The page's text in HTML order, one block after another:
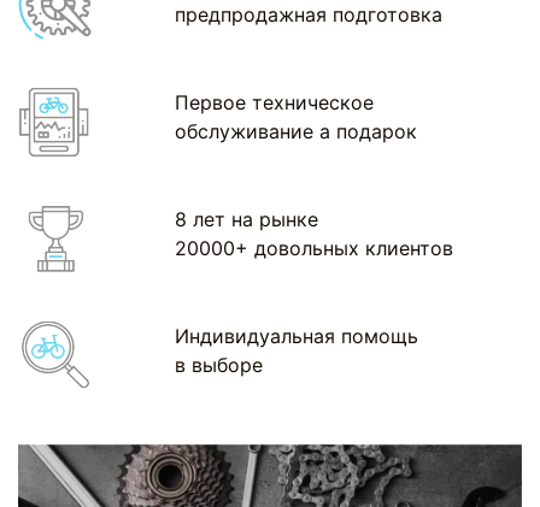
предпродажная подготовка
Первое техническое
обслуживание а подарок
8 лет на рынке
20000+ довольных клиентов
Индивидуальная помощь
в выборе